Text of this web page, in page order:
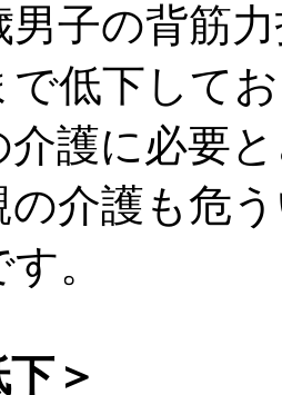
男子の背筋
で低下して
護に必要
の介護も危
。
＞